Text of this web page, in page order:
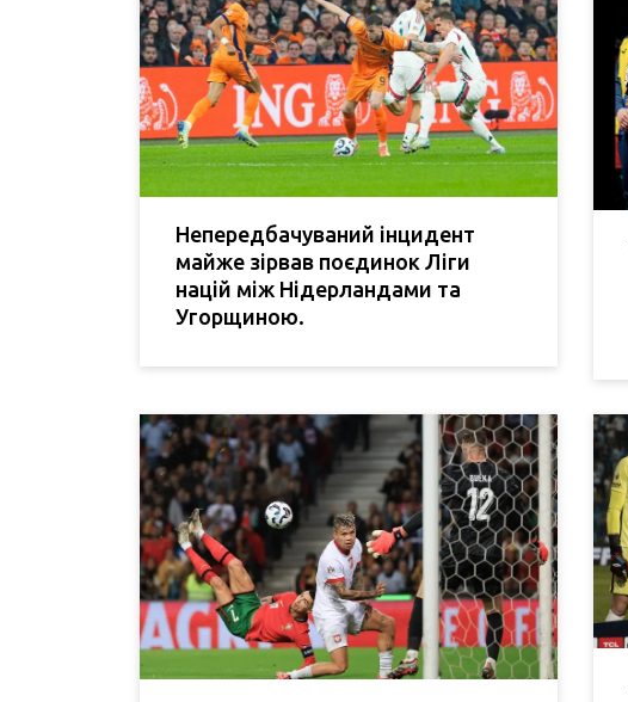
Непередбачуваний інцидент
майже зірвав поєдинок Ліги
націй між Нідерландами та
Угорщиною.